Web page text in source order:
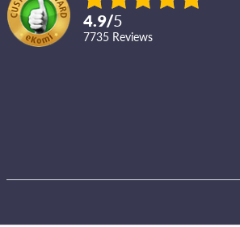
4.9/5
7735 reviews